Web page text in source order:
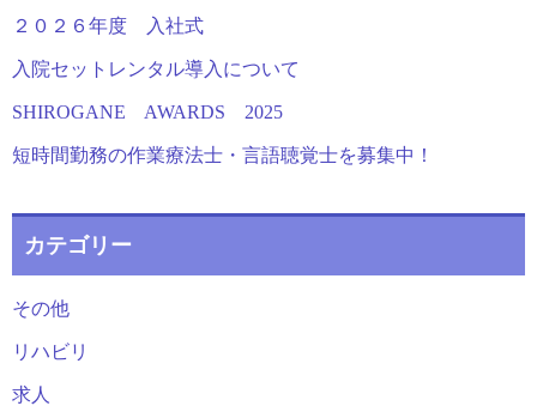
２０２６年度 入社式
入院セットレンタル導入について
SHIROGANE AWARDS 2025
短時間勤務の作業療法士・言語聴覚士を募集中！
カテゴリー
その他
リハビリ
求人